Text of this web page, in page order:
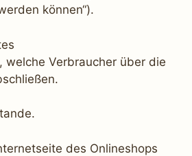
können“).
welche Verbraucher über die
des Onlineshops